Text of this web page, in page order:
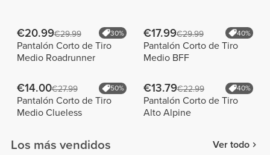
€20.99€29.99 30%
Pantalón Corto de Tiro
Medio Roadrunner
€17.99€29.99 40%
Pantalón Corto de Tiro
Medio BFF
€14.00€27.99 50%
Pantalón Corto de Tiro
Medio Clueless
€13.79€22.99 40%
Pantalón Corto de Tiro
Alto Alpine
Los más vendidos Ver todo